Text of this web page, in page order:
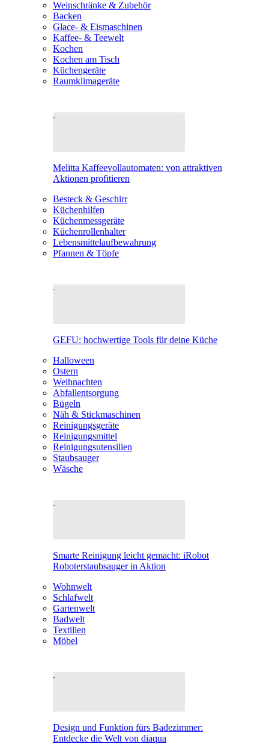
Weinschränke & Zubehör
Backen
Glace- & Eismaschinen
Kaffee- & Teewelt
Kochen
Kochen am Tisch
Küchengeräte
Raumklimageräte
Melitta Kaffeevollautomaten: von attraktiven
Aktionen profitieren
Besteck & Geschirr
Küchenhilfen
Küchenmessgeräte
Küchenrollenhalter
Lebensmittelaufbewahrung
Pfannen & Töpfe
GEFU: hochwertige Tools für deine Küche
Halloween
Ostern
Weihnachten
Abfallentsorgung
Bügeln
Näh & Stickmaschinen
Reinigungsgeräte
Reinigungsmittel
Reinigungsutensilien
Staubsauger
Wäsche
Smarte Reinigung leicht gemacht: iRobot
Roboterstaubsauger in Aktion
Wohnwelt
Schlafwelt
Gartenwelt
Badwelt
Textilien
Möbel
Design und Funktion fürs Badezimmer:
Entdecke die Welt von diaqua